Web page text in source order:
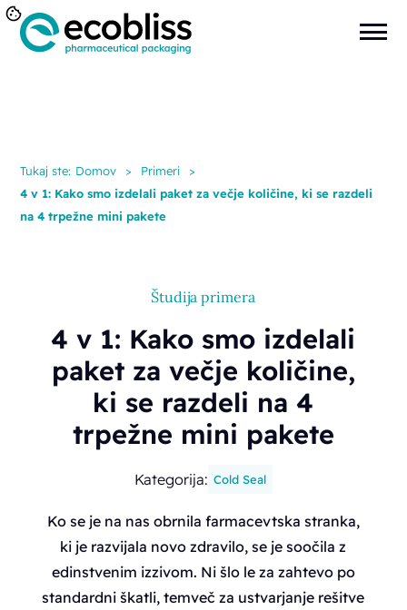
Tukaj ste: Domov > Primeri
>
4 v 1: Kako smo izdelali paket za večje količine, ki se razdeli
na 4 trpežne mini pakete
Študija primera
4 v 1: Kako smo izdelali
paket za večje količine,
ki se razdeli na 4
trpežne mini pakete
Kategorija: Cold Seal
Ko se je na nas obrnila farmacevtska stranka,
ki je razvijala novo zdravilo, se je soočila z
edinstvenim izzivom. Ni šlo le za zahtevo po
standardni škatli, temveč za ustvarjanje rešitve